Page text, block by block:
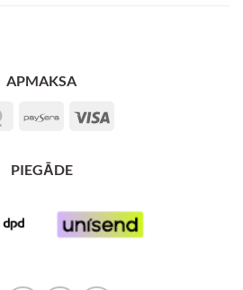
APMAKSA
MasterCardPaysera
PIEGĀDE